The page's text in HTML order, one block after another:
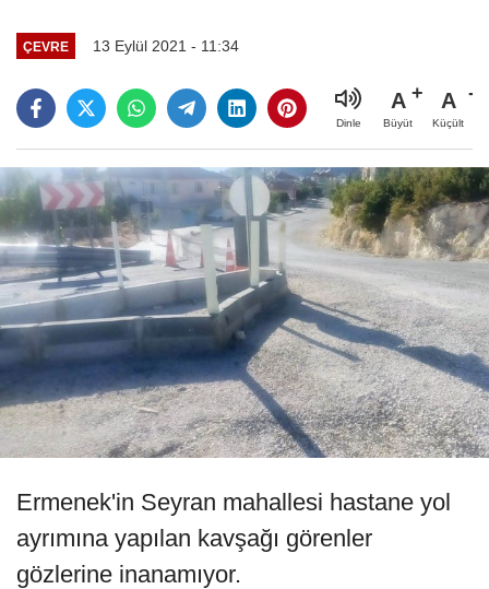
ÇEVRE 13 Eylül 2021 - 11:34
Dinle
A
Büyüt
A
Küçült
Ermenek'in Seyran mahallesi hastane yol
ayrımına yapılan kavşağı görenler
gözlerine inanamıyor.